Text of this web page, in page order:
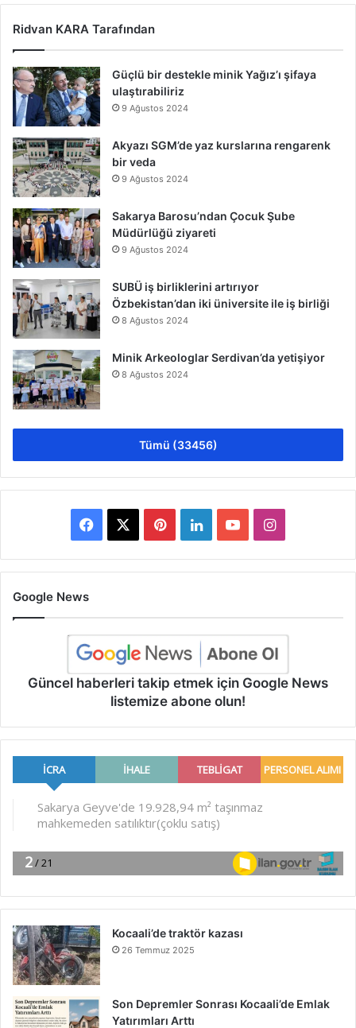
Ridvan KARA Tarafından
Güçlü bir destekle minik Yağız’ı şifaya
ulaştırabiliriz
9 Ağustos 2024
Akyazı SGM’de yaz kurslarına rengarenk
bir veda
9 Ağustos 2024
Sakarya Barosu’ndan Çocuk Şube
Müdürlüğü ziyareti
9 Ağustos 2024
SUBÜ iş birliklerini artırıyor
Özbekistan’dan iki üniversite ile iş birliği
8 Ağustos 2024
Minik Arkeologlar Serdivan’da yetişiyor
8 Ağustos 2024
Tümü (33456)
Facebook PinterestLinkedInYouTubeInstagram
Google News
Güncel haberleri takip etmek için Google News
listemize abone olun!
Kocaali’de traktör kazası
26 Temmuz 2025
Son Depremler Sonrası Kocaali’de Emlak
Yatırımları Arttı